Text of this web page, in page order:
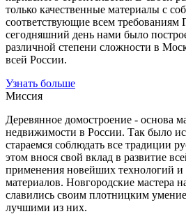
только качественные материалы с
соответствующие всем
сегодняшний день нами было
различной степени сложности в
всей России.
Узнать больше
Миссия
Деревянное домостроение - основа
недвижимости в России. Так было
стараемся соблюдать все традиции
этом внося свой вклад в развитие
применения новейших технологий
материалов. Новгородские мастера
славились своим плотницким
лучшими из них.